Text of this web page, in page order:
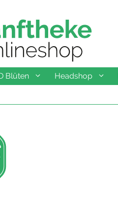
Blüten Headshop